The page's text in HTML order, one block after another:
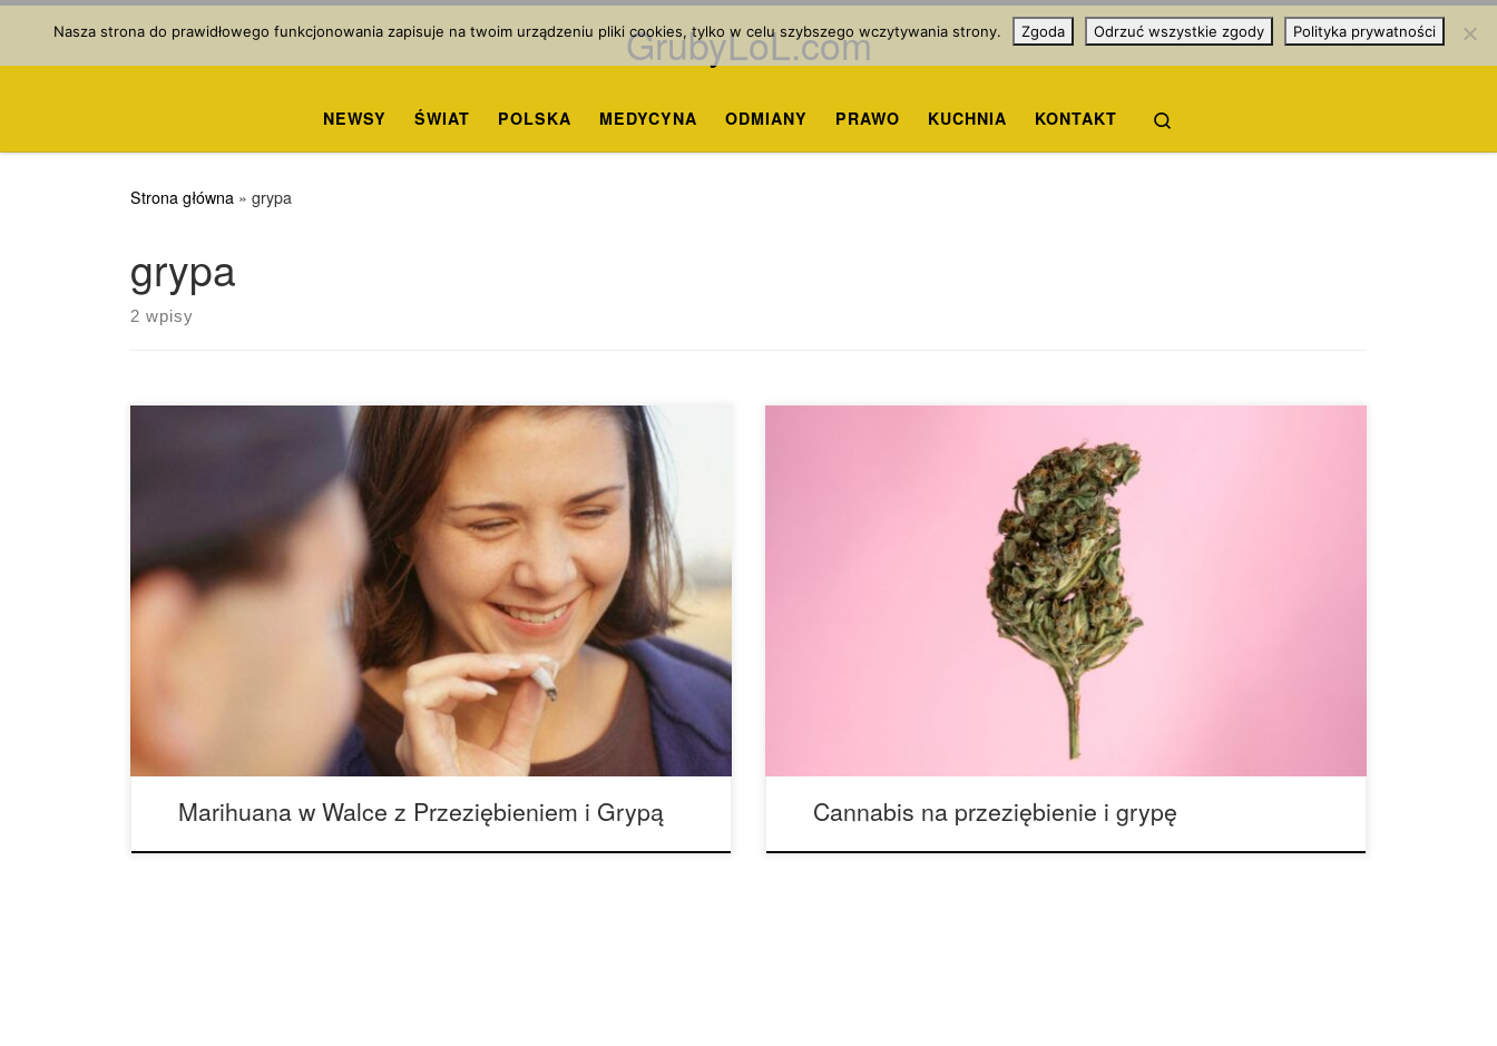
Przejdź do treści GrubyLoL.com
NEWSY ŚWIAT POLSKA MEDYCYNA ODMIANY PRAWO KUCHNIA KONTAKT
Strona główna » grypa
grypa
2 wpisy
Zaczyna się od kaszlu, kataru, następnie bólu gardła i być może wyczerpania
organizmu. Dodaj do tego gorączkę i silne bóle głowy, a możesz po prostu
potwierdzić, że masz przeziębienie lub grypę. Marihuana jest znana ze swoich
właściwości łagodzących ból, przeciwzapalnych i nasennych, które mogą
pomóc w szybszym wyleczeniu przeziębienia lub […]
Marihuana w Walce z Przeziębieniem i Grypą
Cannabis na przeziębienie i grypę: Co na to eksperci? To przychodzi jak
prawdziwy pociąg towarowy: ból gardła, zatkany nos, ból ciała, złe
samopoczucie. A to tylko zwykłe przeziębienie. Grypa natomiast podnosi
stawkę – przychodzi z wszystkimi tymi objawami plus gorączką, silnym bólem
głowy i skrajnym wyczerpaniem – w niektórych przypadkach […]
Cannabis na przeziębienie i grypę
Nasza strona do prawidłowego funkcjonowania zapisuje na twoim urządzeniu pliki cookies, tylko w celu szybszego wczytywania strony. Zgoda Odrzuć wszystkie zgody Polityka prywatności